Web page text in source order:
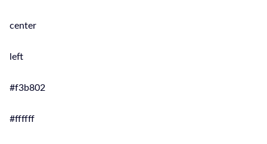
center
left
#f3b802
#ffffff